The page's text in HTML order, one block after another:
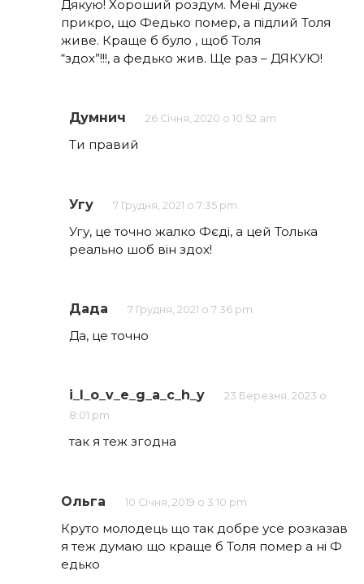
Дякую! Хороший роздум. Мені дуже
прикро, що Федько помер, а підлий Толя
живе. Краще б було , щоб Толя
“здох”!!!, а федько жив. Ще раз – ДЯКУЮ!
Думнич 26 Січня, 2020 о 10:52 am
Ти правий
Угу 7 Грудня, 2021 о 7:35 pm
Угу, це точно жалко Фєді, а цей Толька
реально шоб він здох!
Дада 7 Грудня, 2021 о 7:36 pm
Да, це точно
i_l_o_v_e_g_a_c_h_y
23 Березня, 2023 о
8:01 pm
так я теж згодна
Ольга 10 Січня, 2019 о 3:10 pm
Круто молодець що так добре усе розказав
я теж думаю що краще б Толя помер а ні Ф
едько